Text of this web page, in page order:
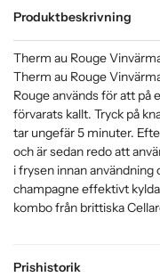
Produktbeskrivning
Prishistorik
Therm au Rouge
Therm au Rouge
Rouge används för att
förvarats kallt. Tryck på
tar ungefär 5 minuter.
och är sedan redo att
i frysen innan användning
champagne effektivt
kombo från brittiska